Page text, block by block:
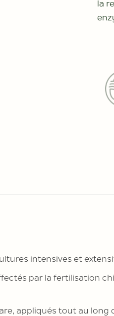
la
intensives et
par la fertilisation
appliqués tout au long